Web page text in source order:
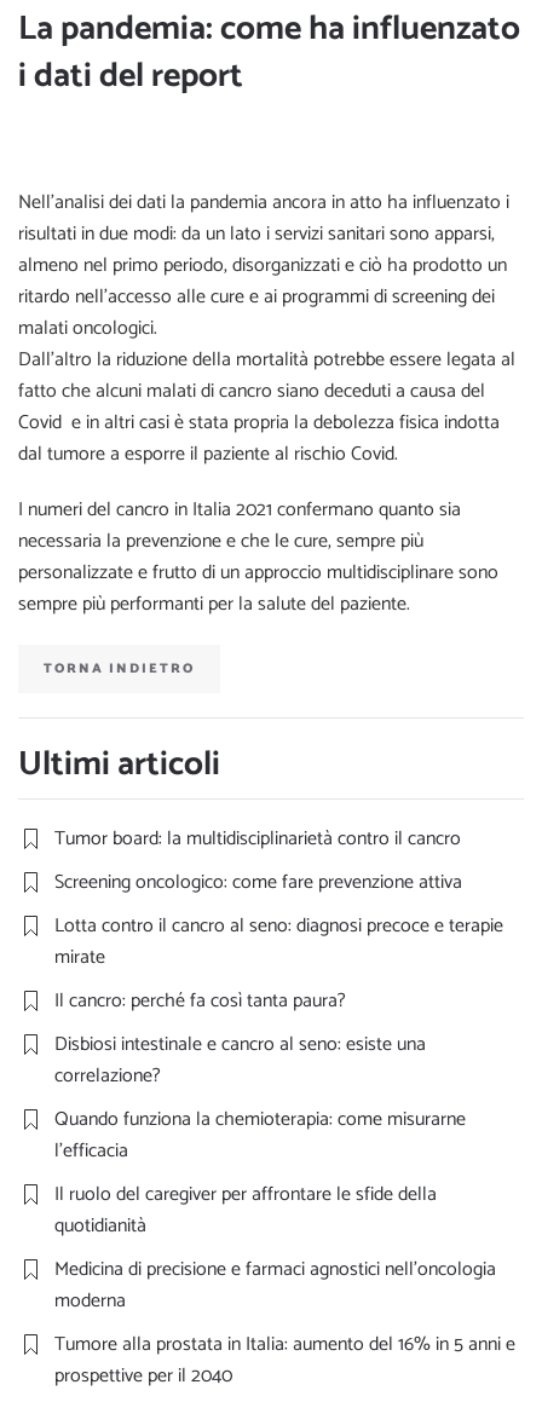
La pandemia: come ha influenzato
i dati del report
Nell’analisi dei dati la pandemia ancora in atto ha influenzato i
risultati in due modi: da un lato i servizi sanitari sono apparsi,
almeno nel primo periodo, disorganizzati e ciò ha prodotto un
ritardo nell’accesso alle cure e ai programmi di screening dei
malati oncologici.
Dall’altro la riduzione della mortalità potrebbe essere legata al
fatto che alcuni malati di cancro siano deceduti a causa del
Covid e in altri casi è stata propria la debolezza fisica indotta
dal tumore a esporre il paziente al rischio Covid.
I numeri del cancro in Italia 2021 confermano quanto sia
necessaria la prevenzione e che le cure, sempre più
personalizzate e frutto di un approccio multidisciplinare sono
sempre più performanti per la salute del paziente.
TORNA INDIETRO
Ultimi articoli
Tumor board: la multidisciplinarietà contro il cancro
Screening oncologico: come fare prevenzione attiva
Lotta contro il cancro al seno: diagnosi precoce e terapie
mirate
Il cancro: perché fa così tanta paura?
Disbiosi intestinale e cancro al seno: esiste una
correlazione?
Quando funziona la chemioterapia: come misurarne
l’efficacia
Il ruolo del caregiver per affrontare le sfide della
quotidianità
Medicina di precisione e farmaci agnostici nell’oncologia
moderna
Tumore alla prostata in Italia: aumento del 16% in 5 anni e
prospettive per il 2040